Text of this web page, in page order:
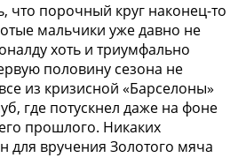
что порочный круг наконец-то
мальчики уже давно не
хоть и триумфально
половину сезона не
из кризисной «Барселоны»
где потускнел даже на фоне
прошлого. Никаких
для вручения Золотого мяча